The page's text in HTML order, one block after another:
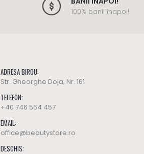
100% banii înapoi!
ADRESA BIROU:
Str. Gheorghe Doja, Nr. 161
TELEFON:
+40 746 564 457
EMAIL:
office@beautystore.ro
DESCHIS: